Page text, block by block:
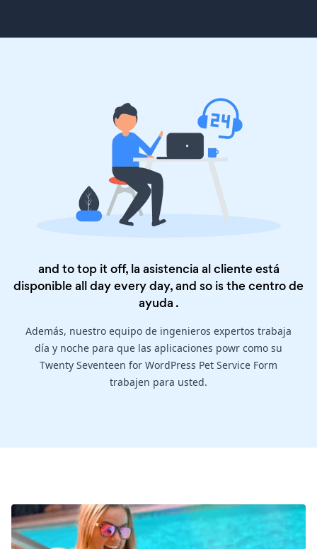
and to top it off, la asistencia al cliente está
disponible all day every day, and so is thecentro de
ayuda .
Además, nuestro equipo de ingenieros expertos trabaja
día y noche para que las aplicaciones powr como su
Twenty Seventeen for WordPress Pet Service Form
trabajen para usted.